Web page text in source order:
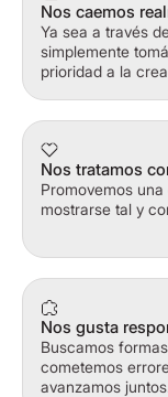
Nos caemos
Ya sea a través
simplemente
prioridad a la
Nos tratamos
Promovemos
mostrarse tal y
Nos gusta
Buscamos
cometemos
avanzamos